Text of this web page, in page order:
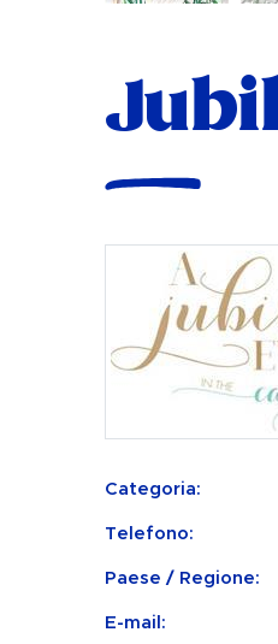
Categoria:
Telefono:
Paese / Regione:
E-mail: